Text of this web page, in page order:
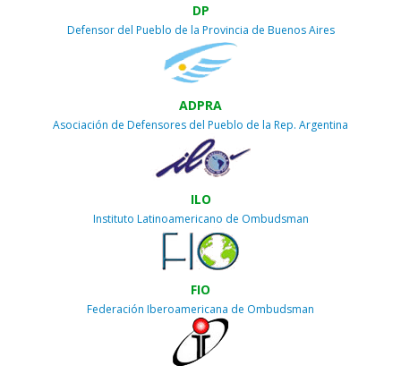
DP
Defensor del Pueblo de la Provincia de Buenos Aires
ADPRA
Asociación de Defensores del Pueblo de la Rep. Argentina
ILO
Instituto Latinoamericano de Ombudsman
FIO
Federación Iberoamericana de Ombudsman